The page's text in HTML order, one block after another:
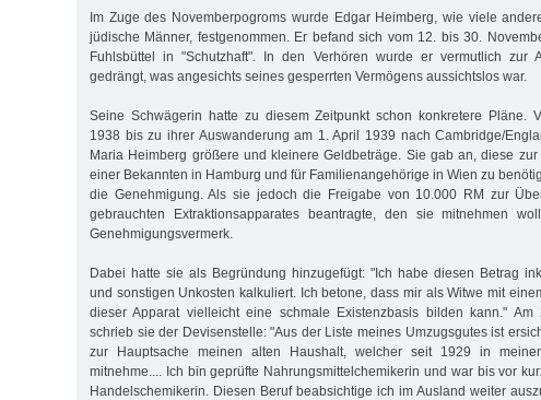
Im Zuge des Novemberpogroms wurde Edgar Heimberg, wie viele
jüdische Männer, festgenommen. Er befand sich vom 12. bis 30.
Fuhlsbüttel in "Schutzhaft". In den Verhören wurde er vermutlich zur
gedrängt, was angesichts seines gesperrten Vermögens aussichtslos war.
Seine Schwägerin hatte zu diesem Zeitpunkt schon konkretere Pläne.
1938 bis zu ihrer Auswanderung am 1. April 1939 nach Cambridge/
Maria Heimberg größere und kleinere Geldbeträge. Sie gab an, diese zur
einer Bekannten in Hamburg und für Familienangehörige in Wien zu
die Genehmigung. Als sie jedoch die Freigabe von 10.000 RM zur
gebrauchten Extraktionsapparates beantragte, den sie mitnehmen
Genehmigungsvermerk.
Dabei hatte sie als Begründung hinzugefügt: "Ich habe diesen Betrag
und sonstigen Unkosten kalkuliert. Ich betone, dass mir als Witwe mit
dieser Apparat vielleicht eine schmale Existenzbasis bilden kann." Am
schrieb sie der Devisenstelle: "Aus der Liste meines Umzugsgutes ist
zur Hauptsache meinen alten Haushalt, welcher seit 1929 in
mitnehme.... Ich bin geprüfte Nahrungsmittelchemikerin und war bis vor
Handelschemikerin. Diesen Beruf beabsichtige ich im Ausland weiter